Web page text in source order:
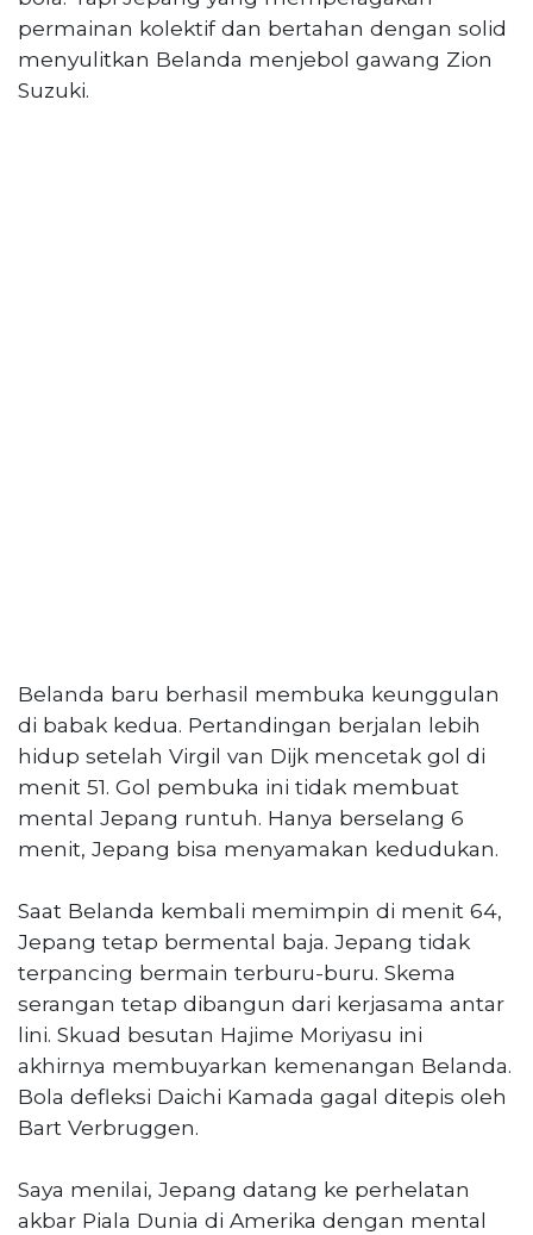
permainan kolektif dan bertahan dengan solid
menyulitkan Belanda menjebol gawang Zion
Suzuki.
Belanda baru berhasil membuka keunggulan
di babak kedua. Pertandingan berjalan lebih
hidup setelah Virgil van Dijk mencetak gol di
menit 51. Gol pembuka ini tidak membuat
mental Jepang runtuh. Hanya berselang 6
menit, Jepang bisa menyamakan kedudukan.
Saat Belanda kembali memimpin di menit 64,
Jepang tetap bermental baja. Jepang tidak
terpancing bermain terburu-buru. Skema
serangan tetap dibangun dari kerjasama antar
lini. Skuad besutan Hajime Moriyasu ini
akhirnya membuyarkan kemenangan Belanda.
Bola defleksi Daichi Kamada gagal ditepis oleh
Bart Verbruggen.
Saya menilai, Jepang datang ke perhelatan
akbar Piala Dunia di Amerika dengan mental